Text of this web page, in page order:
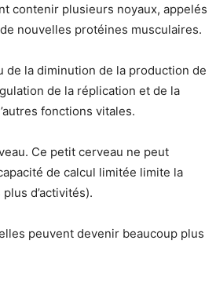
contenir plusieurs noyaux, appelés
nouvelles protéines musculaires.
de la diminution de la production de
de la réplication et de la
fonctions vitales.
Ce petit cerveau ne peut
de calcul limitée limite la
d’activités).
peuvent devenir beaucoup plus